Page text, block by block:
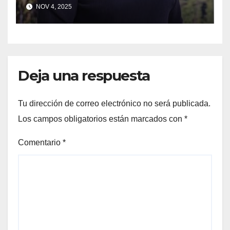
CUATRO “ EMPLEADOS DEL
MES” POR SU LIDERAZGO Y
NOV 4, 2025
Deja una respuesta
Tu dirección de correo electrónico no será publicada.
Los campos obligatorios están marcados con *
Comentario *